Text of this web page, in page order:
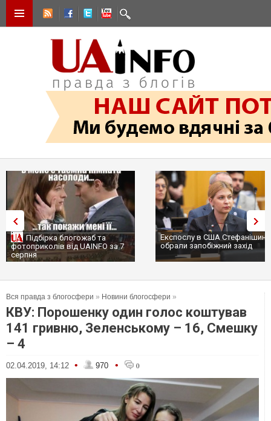
Підбірка блогожаб та
фотоприколів від UAINFO за 7
серпня
Експослу в США Стефанішиній
обрали запобіжний захід
Вся правда з блогосфери » Новини блогосфери »
КВУ: Порошенку один голос коштував
141 гривню, Зеленському – 16, Смешку
– 4
02.04.2019, 14:12 • 970 • 0